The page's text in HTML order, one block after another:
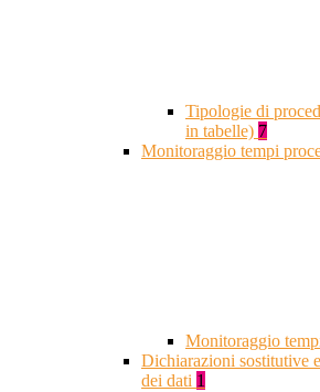
Tipologie di
in tabelle) 7
Monitoraggio tempi
Monitoraggio
Dichiarazioni sostitutive
dei dati 1